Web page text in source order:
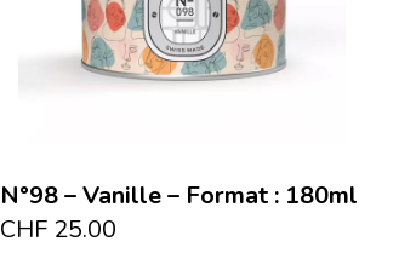
N°98 – Vanille – Format : 180ml
CHF 25.00